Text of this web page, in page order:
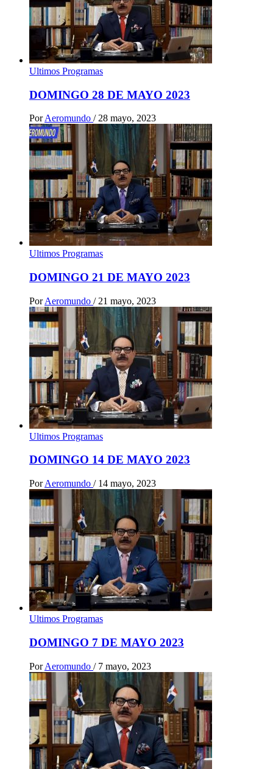
Ultimos Programas
DOMINGO 28 DE MAYO 2023
Por Aeromundo / 28 mayo, 2023
Ultimos Programas
DOMINGO 21 DE MAYO 2023
Por Aeromundo / 21 mayo, 2023
Ultimos Programas
DOMINGO 14 DE MAYO 2023
Por Aeromundo / 14 mayo, 2023
Ultimos Programas
DOMINGO 7 DE MAYO 2023
Por Aeromundo / 7 mayo, 2023